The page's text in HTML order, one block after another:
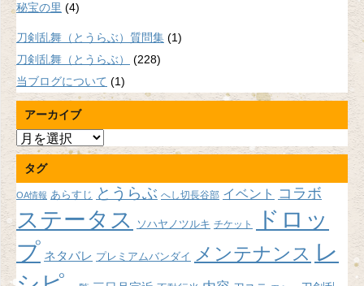
秘宝の里 (4)
刀剣乱舞（とうらぶ）質問集 (1)
刀剣乱舞（とうらぶ）
(228)
当ブログについて (1)
アーカイブ
ア
ー
カ
イ
ブ
タグ
OA情報 あらすじ とうらぶ へし切長谷部 イベント コラボ
ステータス ソハヤノツルキ チケット
ドロッ
プ ネタバレ プレミアムバンダイ メンテナンス レ